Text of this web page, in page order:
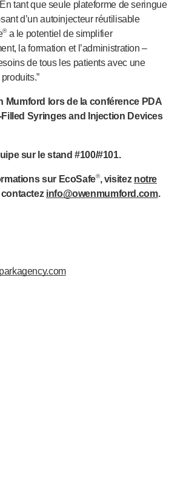
tant que seule plateforme de seringue
d’un autoinjecteur réutilisable
®a le potentiel de simplifier
la formation et l’administration –
de tous les patients avec une
Mumford lors de la conférence PDA
Filled Syringes and Injection Devices
sur le stand #100/#101.
sur EcoSafe®, visitez notre
info@owenmumford.com.